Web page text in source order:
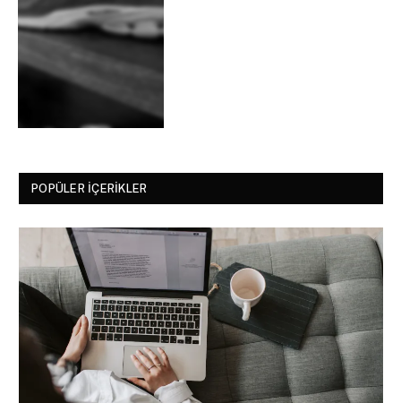
POPÜLER İÇERIKLER